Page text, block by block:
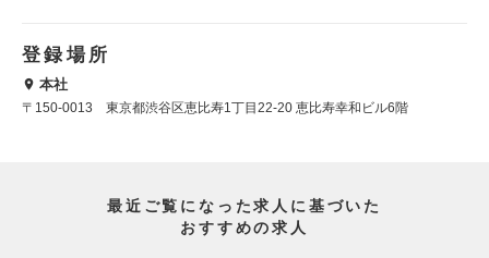
登録場所
本社
〒150-0013 東京都渋谷区恵比寿1丁目22-20 恵比寿幸和ビル6階
最近ご覧になった求人に基づいた
おすすめの求人